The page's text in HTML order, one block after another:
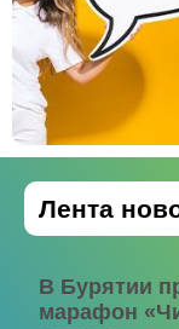
Лента
В Бурятии
марафон